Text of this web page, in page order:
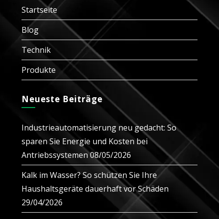
tab
new
tab
Startseite
Blog
Technik
Produkte
Neueste Beiträge
Industrieautomatisierung neu gedacht: So
sparen Sie Energie und Kosten bei
Antriebssystemen 08/05/2026
Kalk im Wasser? So schützen Sie Ihre
Haushaltsgeräte dauerhaft vor Schäden
29/04/2026